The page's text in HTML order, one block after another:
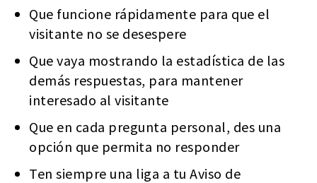
Que funcione rápidamente para que el
visitante no se desespere
Que vaya mostrando la estadística de las
demás respuestas, para mantener
interesado al visitante
Que en cada pregunta personal, des una
opción que permita no responder
Ten siempre una liga a tu Aviso de